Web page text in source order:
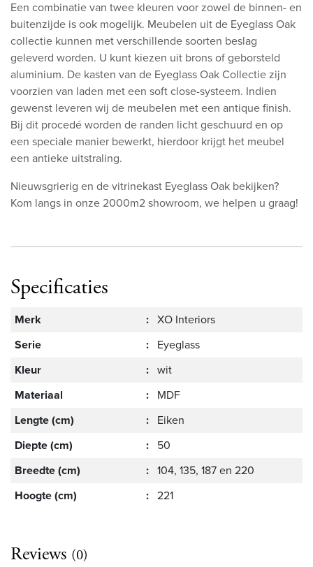
Een combinatie van twee kleuren voor zowel de binnen- en
buitenzijde is ook mogelijk. Meubelen uit de Eyeglass Oak
collectie kunnen met verschillende soorten beslag
geleverd worden. U kunt kiezen uit brons of geborsteld
aluminium. De kasten van de Eyeglass Oak Collectie zijn
voorzien van laden met een soft close-systeem. Indien
gewenst leveren wij de meubelen met een antique finish.
Bij dit procedé worden de randen licht geschuurd en op
een speciale manier bewerkt, hierdoor krijgt het meubel
een antieke uitstraling.
Nieuwsgrierig en de vitrinekast Eyeglass Oak bekijken?
Kom langs in onze 2000m2 showroom, we helpen u graag!
Specificaties
Merk : XO Interiors
Serie
: Eyeglass
Kleur
: wit
Materiaal
: MDF
Lengte (cm)
: Eiken
Diepte (cm)
: 50
Breedte (cm)
: 104, 135, 187 en 220
Hoogte (cm)
: 221
Reviews (0)